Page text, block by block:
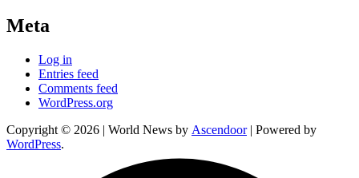
Meta
Log in
Entries feed
Comments feed
WordPress.org
Copyright © 2026 | World News by Ascendoor| Powered by
WordPress.